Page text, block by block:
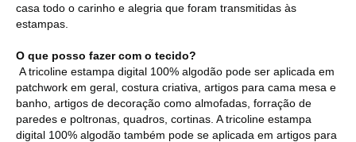
casa todo o carinho e alegria que foram transmitidas às
estampas.
O que posso fazer com o tecido?
A tricoline estampa digital 100% algodão pode ser aplicada em
patchwork em geral, costura criativa, artigos para cama mesa e
banho, artigos de decoração como almofadas, forração de
paredes e poltronas, quadros, cortinas. A tricoline estampa
digital 100% algodão também pode se aplicada em artigos para